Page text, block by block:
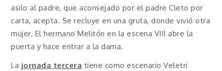
asilo al padre, que aconsejado por el padre Cleto por
carta, acepta. Se recluye en una gruta, donde vivió otra
mujer. El hermano Melitón en la escena VIII abre la
puerta y hace entrar a la dama.
La jornada tercera tiene como escenario Veletri